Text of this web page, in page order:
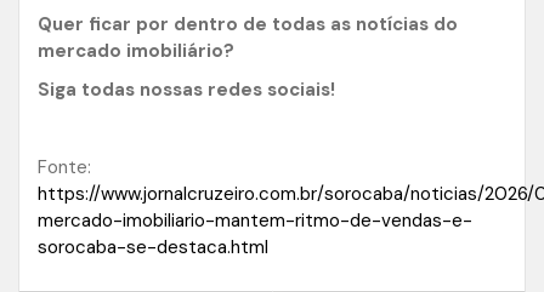
Quer ficar por dentro de todas as notícias do
mercado imobiliário?
Siga todas nossas redes sociais!
Fonte:
https://www.jornalcruzeiro.com.br/sorocaba/noticias/2026/
mercado-imobiliario-mantem-ritmo-de-vendas-e-
sorocaba-se-destaca.html